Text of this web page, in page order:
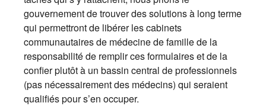
gouvernement de trouver des solutions à long terme
qui permettront de libérer les cabinets
communautaires de médecine de famille de la
responsabilité de remplir ces formulaires et de la
confier plutôt à un bassin central de professionnels
(pas nécessairement des médecins) qui seraient
qualifiés pour s’en occuper.